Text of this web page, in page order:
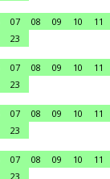
07 08 09 10 11
23
07 08 09 10 11
23
07 08 09 10 11
23
07 08 09 10 11
23